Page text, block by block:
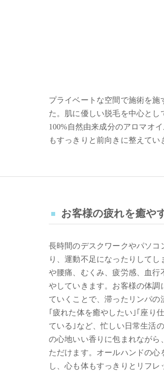
プライベートな空間で施術を
た。肌に優しい脱毛を中心とし
100%自然由来成分のアロマオ
もすっきりと前向きに整えてい
お客様の疲れを癒や
長時間のデスクワークやパソコ
り、運動不足になったりして
や腰痛、むくみ、疲労感、血
やしていきます。お客様の体
ていくことで、滞ったリンパの
｢疲れた体を癒やしたい｣｢座り
ている｣など、忙しい日常生活
の心地いい香りに包まれなが
ただけます。オールハンドの
し、心も体もすっきりとリフレ